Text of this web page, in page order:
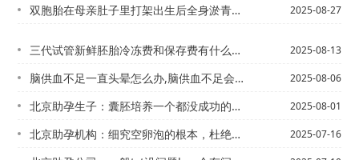
双胞胎在母亲肚子里打架出生后全身淤青？真假一目了然。 2025-08-27
三代试管新鲜胚胎冷冻费和保存费有什么区别？ 2025-08-13
脑供血不足一直头晕怎么办,脑供血不足会引起头晕吗 2025-08-06
北京助孕生子：囊胚培养一个都没成功的原因，或跟质量有关 2025-08-01
北京助孕机构：细究空卵泡的根本，杜绝最后的5%的概率 2025-07-16